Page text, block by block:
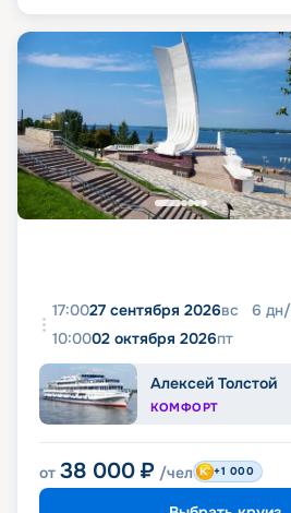
17:0027 сентября 2026вс 6 дн/
10:0002 октября 2026пт
Алексей Толстой
КОМФОРТ
от 38 000 ₽ /чел +1 000